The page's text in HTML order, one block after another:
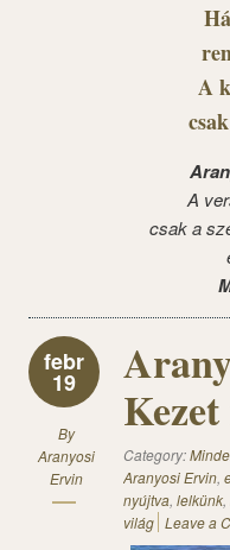
A
A
csak a
febr
19
By
Aranyosi
Ervin
Category:
Aranyosi Ervin,
nyújtva, lelkünk,
világ Leave a